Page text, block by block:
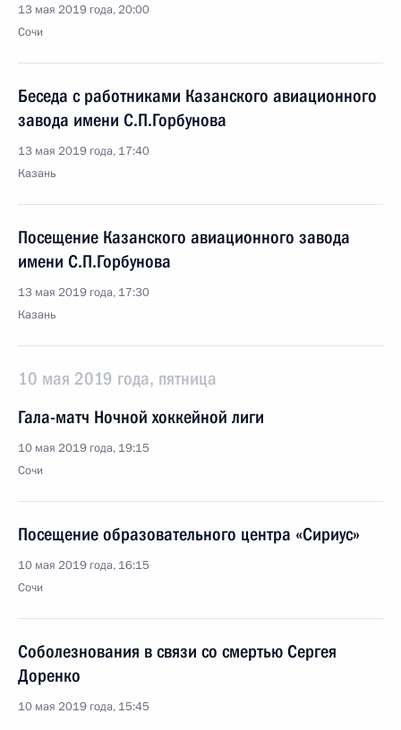
13 мая 2019 года, 20:00
Сочи
Беседа с работниками Казанского авиационного
завода имени С.П.Горбунова
13 мая 2019 года, 17:40
Казань
Посещение Казанского авиационного завода
имени С.П.Горбунова
13 мая 2019 года, 17:30
Казань
10 мая 2019 года, пятница
Гала-матч Ночной хоккейной лиги
10 мая 2019 года, 19:15
Сочи
Посещение образовательного центра «Сириус»
10 мая 2019 года, 16:15
Сочи
Соболезнования в связи со смертью Сергея
Доренко
10 мая 2019 года, 15:45